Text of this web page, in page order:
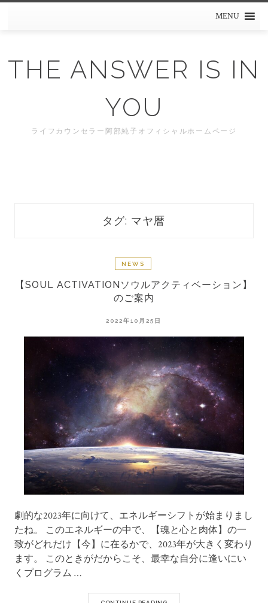
MENU
THE ANSWER IS IN
YOU
ライフカウンセラー阿部純子オフィシャルホームページ
タグ: マヤ暦
NEWS
【SOUL ACTIVATIONソウルアクティベーション】
のご案内
2022年10月25日
劇的な2023年に向けて、エネルギーシフトが始まりまし
たね。 このエネルギーの中で、【魂と心と肉体】の一
致がどれだけ【今】に在るかで、2023年が大きく変わり
ます。 このときがだからこそ、最幸な自分に逢いにい
くプログラム …